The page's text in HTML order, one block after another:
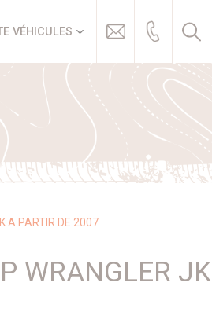
VÉHICULES
A PARTIR DE 2007
WRANGLER JK